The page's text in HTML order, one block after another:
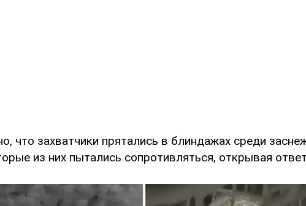
что захватчики прятались в блиндажах среди
из них пытались сопротивляться, открывая